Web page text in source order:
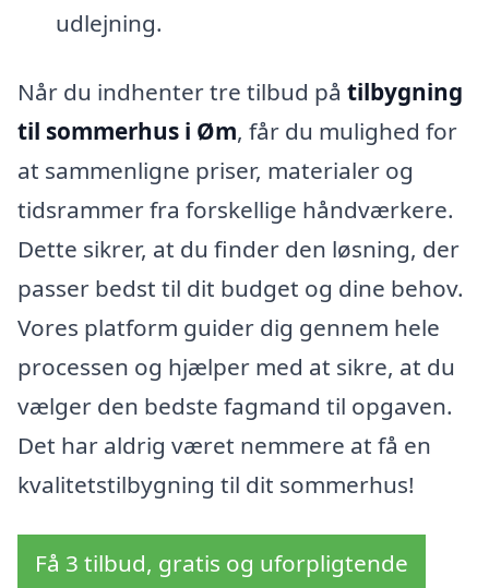
udlejning.
Når du indhenter tre tilbud på tilbygning
til sommerhus i Øm, får du mulighed for
at sammenligne priser, materialer og
tidsrammer fra forskellige håndværkere.
Dette sikrer, at du finder den løsning, der
passer bedst til dit budget og dine behov.
Vores platform guider dig gennem hele
processen og hjælper med at sikre, at du
vælger den bedste fagmand til opgaven.
Det har aldrig været nemmere at få en
kvalitetstilbygning til dit sommerhus!
Få 3 tilbud, gratis og uforpligtende